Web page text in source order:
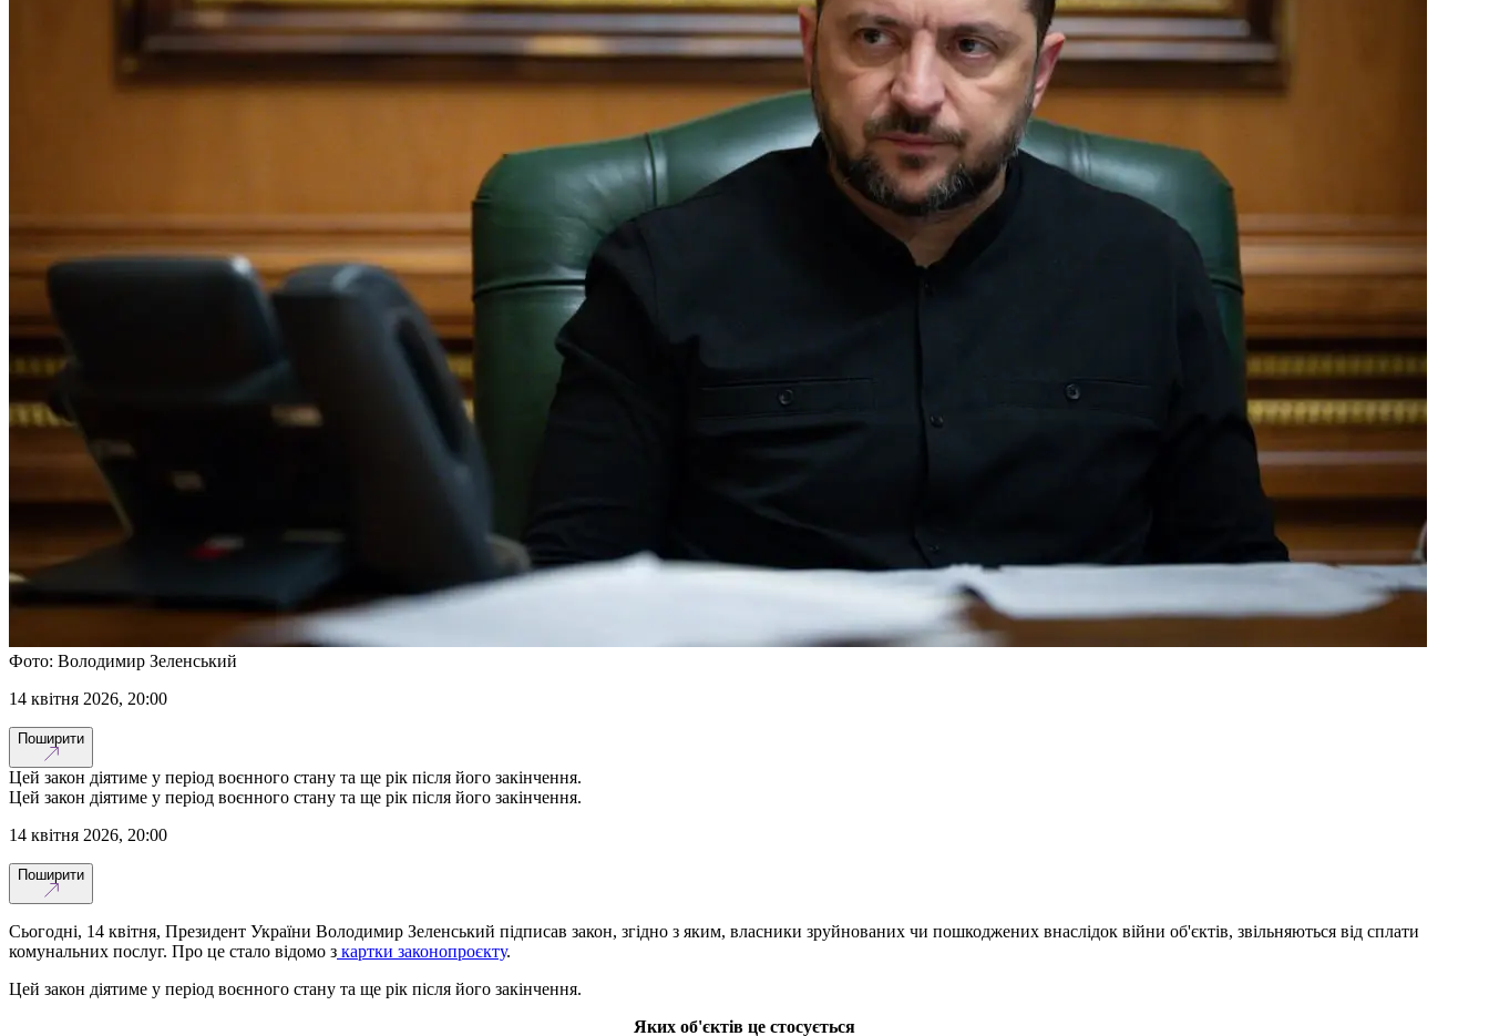
Фото: Володимир Зеленський
14 квітня 2026, 20:00
Поширити
Цей закон діятиме у період воєнного стану та ще рік після його закінчення.
Цей закон діятиме у період воєнного стану та ще рік після його закінчення.
14 квітня 2026, 20:00
Поширити
Сьогодні, 14 квітня, Президент України Володимир Зеленський підписав закон, згідно з яким, власники зруйнованих чи пошкоджених внаслідок війни об'єктів, звільняються від сплати
комунальних послуг. Про це стало відомо з картки законопроєкту.
Цей закон діятиме у період воєнного стану та ще рік після його закінчення.
Яких об'єктів це стосується